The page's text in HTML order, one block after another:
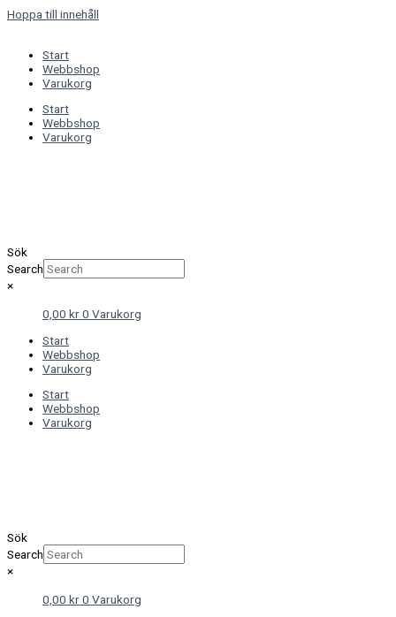
Hoppa till innehåll
Start
Webbshop
Varukorg
Start
Webbshop
Varukorg
Sök
Search
×
0,00 kr0 Varukorg
Start
Webbshop
Varukorg
Start
Webbshop
Varukorg
Sök
Search
×
0,00 kr0 Varukorg